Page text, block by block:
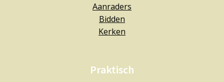
Aanraders
Bidden
Kerken
Praktisch